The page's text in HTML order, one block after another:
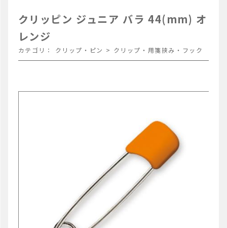
クリッピン ジュニア バラ 44(mm) オ
レンジ
カテゴリ： クリップ・ピン > クリップ・用箋挟み・フック